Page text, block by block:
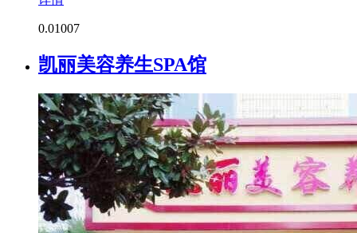
0.01007
凯丽美容养生SPA馆